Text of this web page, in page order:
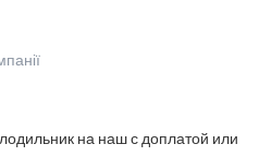
на наш с доплатой или